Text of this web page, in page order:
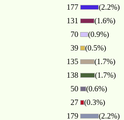
177
(2.2%)
131
(1.6%)
70
(0.9%)
39
(0.5%)
135
(1.7%)
138
(1.7%)
50
(0.6%)
27
(0.3%)
179
(2.2%)